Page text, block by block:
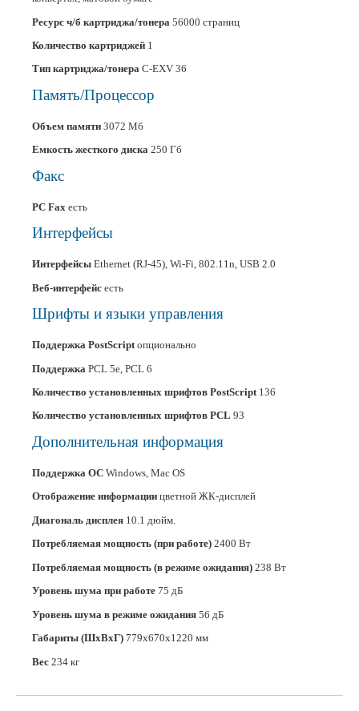
Ресурс ч/б картриджа/тонера 56000 страниц
Количество картриджей 1
Тип картриджа/тонера C-EXV 36
Память/Процессор
Объем памяти 3072 Мб
Емкость жесткого диска 250 Гб
Факс
PC Fax есть
Интерфейсы
Интерфейсы Ethernet (RJ-45), Wi-Fi, 802.11n, USB 2.0
Веб-интерфейс есть
Шрифты и языки управления
Поддержка PostScriptопционально
Поддержка PCL 5e, PCL 6
Количество установленных шрифтов PostScript 136
Количество установленных шрифтов PCL 93
Дополнительная информация
Поддержка ОС Windows, Mac OS
Отображение информации цветной ЖК-дисплей
Диагональ дисплея 10.1 дюйм.
Потребляемая мощность (при работе) 2400 Вт
Потребляемая мощность (в режиме ожидания) 238 Вт
Уровень шума при работе 75 дБ
Уровень шума в режиме ожидания 56 дБ
Габариты (ШхВхГ) 779x670x1220 мм
Вес 234 кг